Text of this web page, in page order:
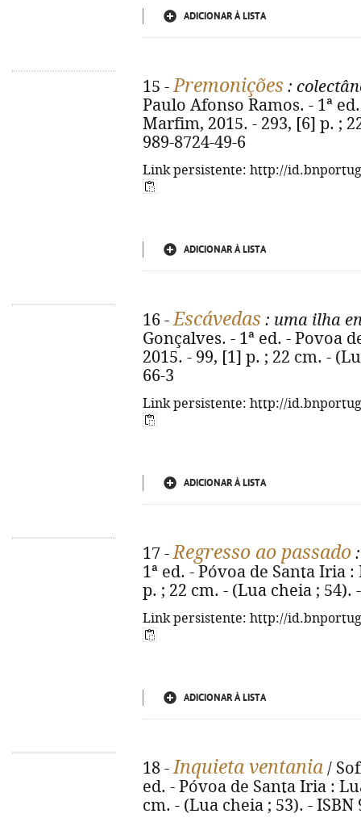
ADICIONAR À LISTA
15 -Premonições :
Paulo Afonso Ramos. - 1ª
Marfim, 2015. - 293, [6] p. ;
989-8724-49-6
Link persistente: http://
ADICIONAR À LISTA
16 -Escávedas : uma ilha
Gonçalves. - 1ª ed. - Povoa
2015. - 99, [1] p. ; 22 cm. -
66-3
Link persistente: http://
ADICIONAR À LISTA
17 -Regresso ao passado
1ª ed. - Póvoa de Santa Iria
p. ; 22 cm. - (Lua cheia ; 54).
Link persistente: http://
ADICIONAR À LISTA
18 -Inquieta ventania /
ed. - Póvoa de Santa Iria :
cm. - (Lua cheia ; 53). - ISBN